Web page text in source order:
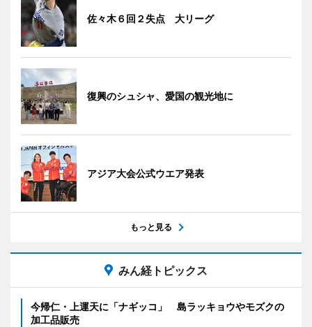
佐々木６回２失点 大リーグ
復興のシュシャ、愛国の観光地に
アジア大会公式ウエア発表
もっと見る
みん経トピックス
今帰仁・上運天に「ナギッコ」 島ラッキョウやモズクの
加工品販売